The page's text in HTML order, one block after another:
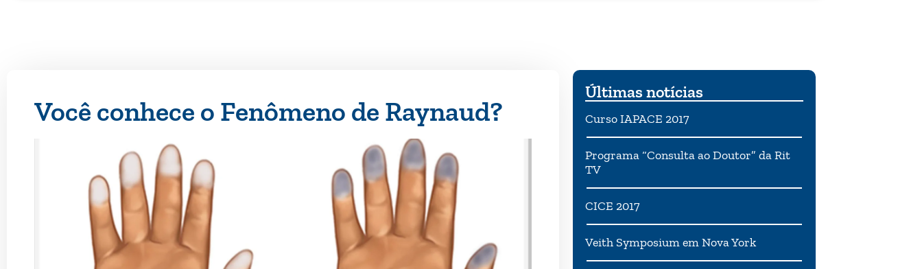
Você conhece o Fenômeno de Raynaud?
Últimas notícias
Curso IAPACE 2017
Programa “Consulta ao Doutor” da Rit
TV
CICE 2017
Veith Symposium em Nova York